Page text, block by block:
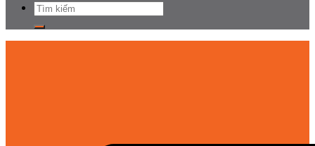
Tìm